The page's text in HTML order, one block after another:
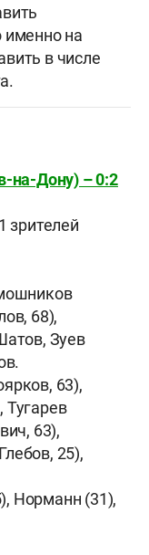
именно на
в числе
на-Дону) – 0:2
зрителей
68),
Зуев
63),
Тугарев
63),
25),
Норманн (31),